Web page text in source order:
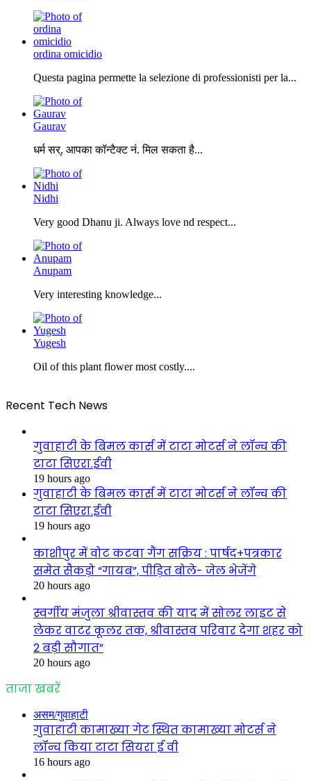
ordina omicidio
Questa pagina permette la selezione di professionisti per la...
Gaurav
धर्म सर्, आपका कॉन्टैक्ट नं. मिल सकता है...
Nidhi
Very good Dhanu ji. Always love nd respect...
Anupam
Very interesting knowledge...
Yugesh
Oil of this plant flower most costly....
Recent Tech News
गुवाहाटी के बिमल कार्स में टाटा मोटर्स ने लॉन्च की
टाटा सिएरा.ईवी
19 hours ago
गुवाहाटी के बिमल कार्स में टाटा मोटर्स ने लॉन्च की
टाटा सिएरा.ईवी
19 hours ago
काशीपुर में वोट कटवा गैंग सक्रिय : पार्षद+पत्रकार
समेत सैकड़ो “गायब”, पीड़ित बोले- जेल भेजेंगे
20 hours ago
स्वर्गीय मंजुला श्रीवास्तव की याद में सोलर लाइट से
लेकर वाटर कूलर तक, श्रीवास्तव परिवार देगा शहर को
2 बड़ी सौगात”
20 hours ago
ताजा खबरें
असम/गुवाहाटी
गुवाहाटी कामाख्या गेट स्थित कामाख्या मोटर्स ने
लॉन्च किया टाटा सियरा ई वी
16 hours ago